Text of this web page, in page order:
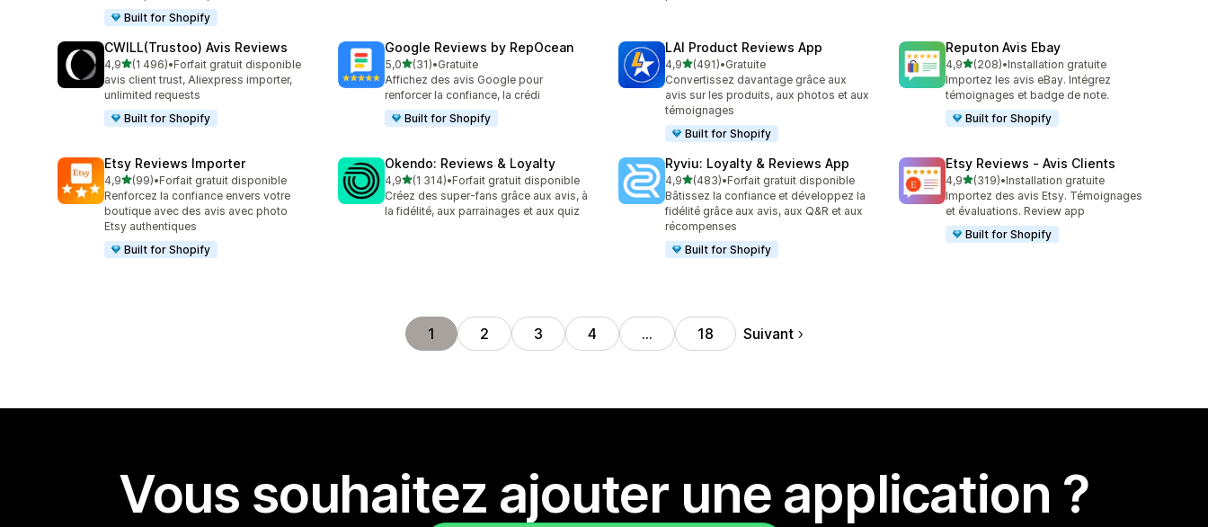
Built for Shopify
CWILL(Trustoo) Avis Reviews
4,9étoile(s) sur 5
(1 496)
1496 avis au total
•Forfait gratuit disponible
avis client trust, Aliexpress importer,
unlimited requests
Built for Shopify
Google Reviews by RepOcean
5,0étoile(s) sur 5
(31)
31 avis au total
•Gratuite
Affichez des avis Google pour
renforcer la confiance, la crédi
Built for Shopify
LAI Product Reviews App
4,9étoile(s) sur 5
(491)
491 avis au total
•Gratuite
Convertissez davantage grâce aux
avis sur les produits, aux photos et aux
témoignages
Built for Shopify
Reputon Avis Ebay
4,9étoile(s) sur 5
(208)
208 avis au total
•Installation gratuite
Importez les avis eBay. Intégrez
témoignages et badge de note.
Built for Shopify
Etsy Reviews Importer
4,9étoile(s) sur 5
(99)
99 avis au total
•Forfait gratuit disponible
Renforcez la confiance envers votre
boutique avec des avis avec photo
Etsy authentiques
Built for Shopify
Okendo: Reviews & Loyalty
4,9étoile(s) sur 5
(1 314)
1314 avis au total
•Forfait gratuit disponible
Créez des super-fans grâce aux avis, à
la fidélité, aux parrainages et aux quiz
Ryviu: Loyalty & Reviews App
4,9étoile(s) sur 5
(483)
483 avis au total
•Forfait gratuit disponible
Bâtissez la confiance et développez la
fidélité grâce aux avis, aux Q&R et aux
récompenses
Built for Shopify
Etsy Reviews ‑ Avis Clients
4,9étoile(s) sur 5
(319)
319 avis au total
•Installation gratuite
Importez des avis Etsy. Témoignages
et évaluations. Review app
Built for Shopify
1 2 3 4 … 18 Suivant
Vous souhaitez ajouter une application ?